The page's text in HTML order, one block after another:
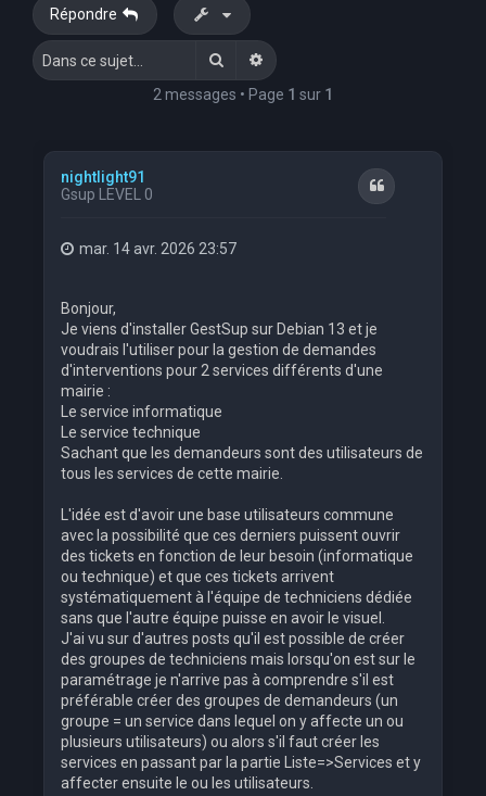
Répondre
RechercherRecherche avancée
2 messages • Page 1 sur 1
nightlight91
Gsup LEVEL 0
Citation
mar. 14 avr. 2026 23:57
Bonjour,
Je viens d'installer GestSup sur Debian 13 et je
voudrais l'utiliser pour la gestion de demandes
d'interventions pour 2 services différents d'une
mairie :
Le service informatique
Le service technique
Sachant que les demandeurs sont des utilisateurs de
tous les services de cette mairie.
L'idée est d'avoir une base utilisateurs commune
avec la possibilité que ces derniers puissent ouvrir
des tickets en fonction de leur besoin (informatique
ou technique) et que ces tickets arrivent
systématiquement à l'équipe de techniciens dédiée
sans que l'autre équipe puisse en avoir le visuel.
J'ai vu sur d'autres posts qu'il est possible de créer
des groupes de techniciens mais lorsqu'on est sur le
paramétrage je n'arrive pas à comprendre s'il est
préférable créer des groupes de demandeurs (un
groupe = un service dans lequel on y affecte un ou
plusieurs utilisateurs) ou alors s'il faut créer les
services en passant par la partie Liste=>Services et y
affecter ensuite le ou les utilisateurs.